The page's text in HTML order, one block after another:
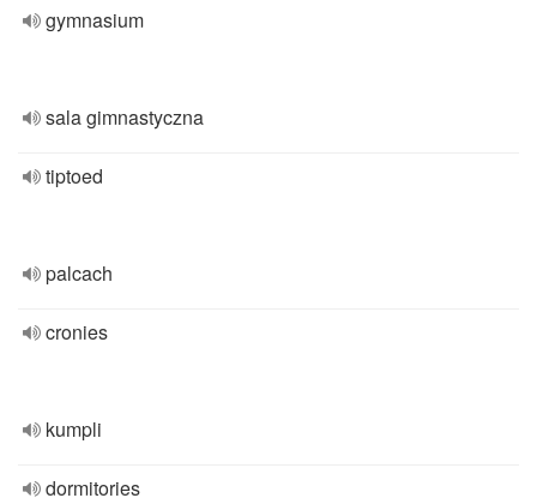
gymnasium
sala gimnastyczna
tiptoed
palcach
cronies
kumpli
dormitories